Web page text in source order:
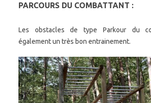
PARCOURS DU COMBATTANT :
Les obstacles de type Parkour du
également un très bon entrainement.